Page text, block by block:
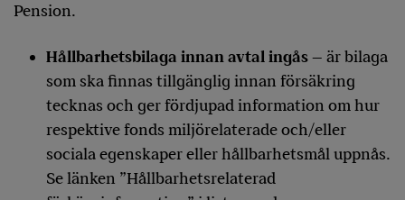
Pension.
Hållbarhetsbilaga innan avtal ingås– är bilaga
som ska finnas tillgänglig innan försäkring
tecknas och ger fördjupad information om hur
respektive fonds miljörelaterade och/eller
sociala egenskaper eller hållbarhetsmål uppnås.
Se länken ”Hållbarhetsrelaterad